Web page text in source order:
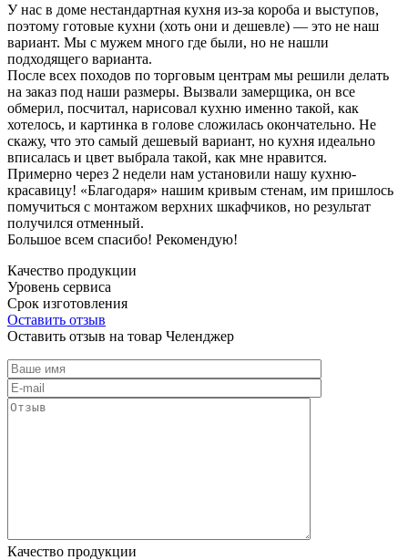
У нас в доме нестандартная кухня из-за короба и выступов,
поэтому готовые кухни (хоть они и дешевле) — это не наш
вариант. Мы с мужем много где были, но не нашли
подходящего варианта.
После всех походов по торговым центрам мы решили делать
на заказ под наши размеры. Вызвали замерщика, он все
обмерил, посчитал, нарисовал кухню именно такой, как
хотелось, и картинка в голове сложилась окончательно. Не
скажу, что это самый дешевый вариант, но кухня идеально
вписалась и цвет выбрала такой, как мне нравится.
Примерно через 2 недели нам установили нашу кухню-
красавицу! «Благодаря» нашим кривым стенам, им пришлось
помучиться с монтажом верхних шкафчиков, но результат
получился отменный.
Большое всем спасибо! Рекомендую!
Качество продукции
Уровень сервиса
Срок изготовления
Оставить отзыв
Оставить отзыв на товар Челенджер
Качество продукции